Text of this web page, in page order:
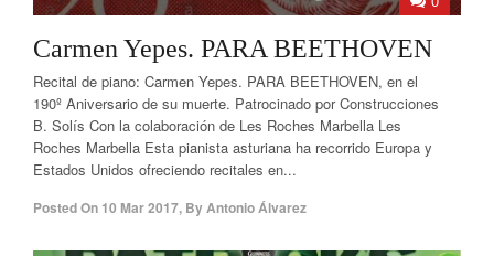
Carmen Yepes. PARA BEETHOVEN
Recital de piano: Carmen Yepes. PARA BEETHOVEN, en el
190º Aniversario de su muerte. Patrocinado por Construcciones
B. Solís Con la colaboración de Les Roches Marbella Les
Roches Marbella Esta pianista asturiana ha recorrido Europa y
Estados Unidos ofreciendo recitales en...
Posted On 10 Mar 2017, ByAntonio Álvarez